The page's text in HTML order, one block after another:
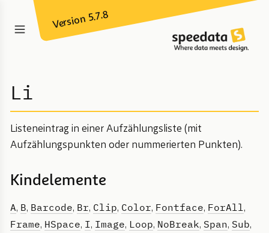
Version 5.7.8
Li
Listeneintrag in einer Aufzählungsliste (mit
Aufzählungspunkten oder nummerierten Punkten).
Kindelemente
A, B, Barcode, Br, Clip, Color, Fontface, ForAll ,
Frame, HSpace, I, Image, Loop, NoBreak, Span, Sub,